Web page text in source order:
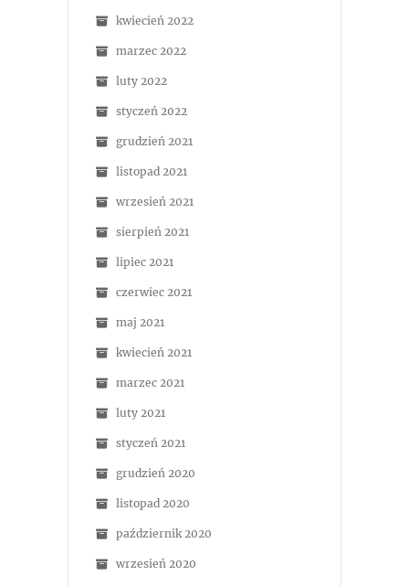
kwiecień 2022
marzec 2022
luty 2022
styczeń 2022
grudzień 2021
listopad 2021
wrzesień 2021
sierpień 2021
lipiec 2021
czerwiec 2021
maj 2021
kwiecień 2021
marzec 2021
luty 2021
styczeń 2021
grudzień 2020
listopad 2020
październik 2020
wrzesień 2020